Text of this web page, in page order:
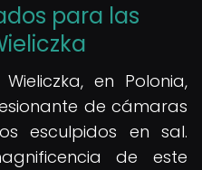
para las
en Polonia,
de cámaras
esculpidos en sal.
de este